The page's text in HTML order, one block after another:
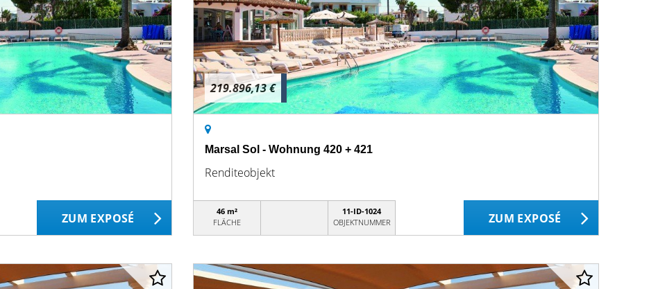
ZUM EXPOSÉ
219.896,13 €
Marsal Sol - Wohnung 420 + 421
Renditeobjekt
46 m²
FLÄCHE
11-ID-1024
OBJEKTNUMMER
ZUM EXPOSÉ